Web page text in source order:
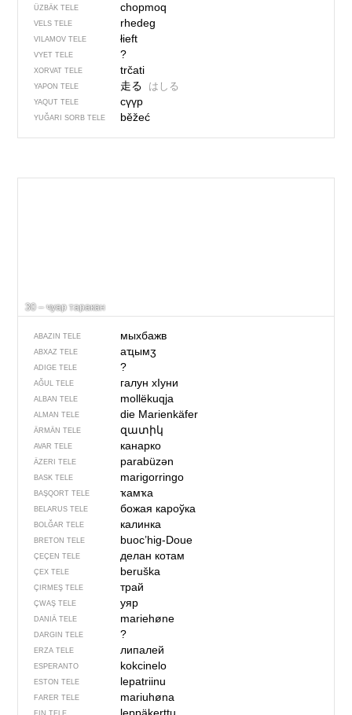
ÜZBÄK TELE chopmoq
VELS TELE rhedeg
VILAMOV TELE łieft
VYET TELE ?
XORVAT TELE trčati
YAPON TELE 走る はしる
YAQUT TELE сүүр
YUĞARI SORB TELE běžeć
30 – чуар таракан
ABAZIN TELE мыхбажв
ABXAZ TELE aҵымӡ
ADIGE TELE ?
AĞUL TELE галун хIуни
ALBAN TELE mollëkuqja
ALMAN TELE die Marienkäfer
ÄRMÄN TELE զատիկ
AVAR TELE канарко
ÄZERI TELE parabüzən
BASK TELE marigorringo
BAŞQORT TELE ҡамҡа
BELARUS TELE божая кароўка
BOLĞAR TELE калинка
BRETON TELE buoc’hig-Doue
ÇEÇEN TELE делан котам
ÇEX TELE beruška
ÇIRMEŞ TELE трай
ÇWAŞ TELE уяр
DANIÄ TELE mariehøne
DARGIN TELE ?
ERZA TELE липалей
ESPERANTO kokcinelo
ESTON TELE lepatriinu
FARER TELE mariuhøna
FIN TELE